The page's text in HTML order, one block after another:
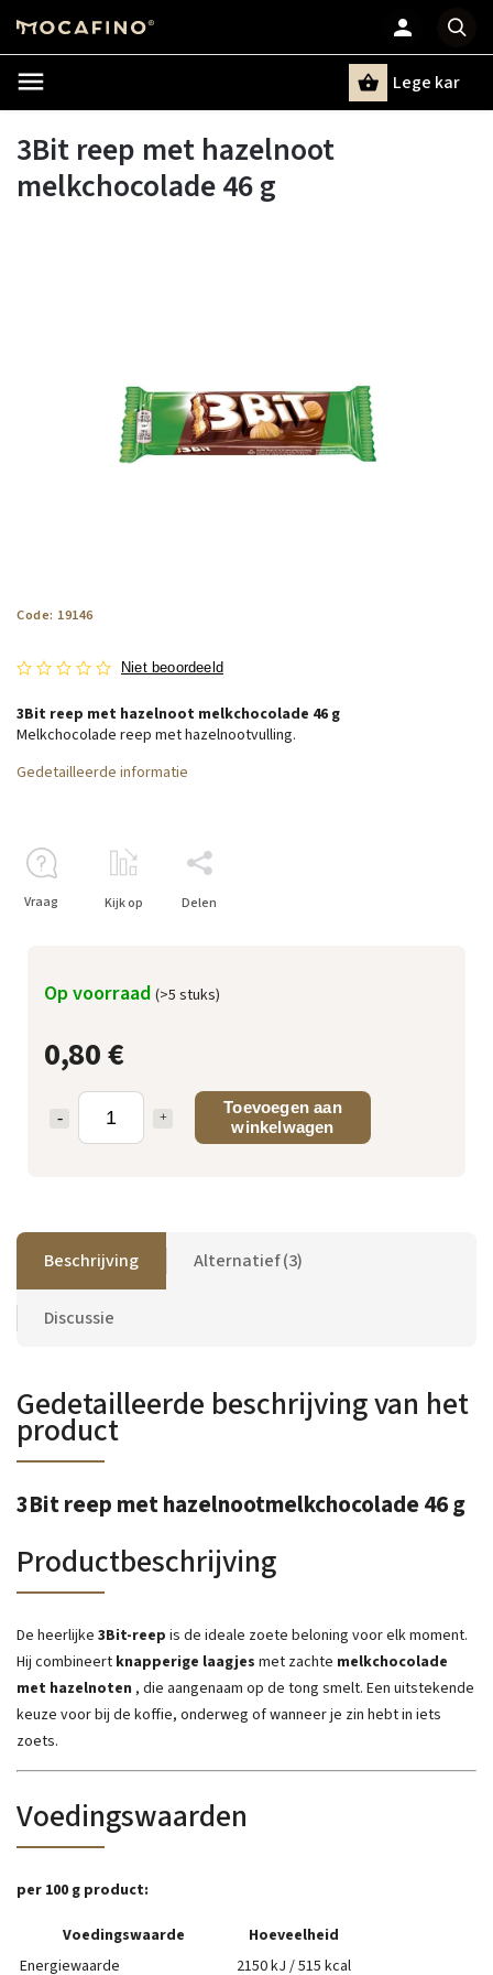
Lege kar
3Bit reep met hazelnoot
melkchocolade 46 g
Code: 19146
Niet beoordeeld
0,80 €
Toevoegen aan
winkelwagen
Op voorraad (>5 stuks)
3Bit reep met hazelnoot melkchocolade 46 g
Melkchocolade reep methazelnootvulling.
Gedetailleerde informatie
Vraag Kijk op Delen
Beschrijving Alternatief (3)
Discussie
Gedetailleerde beschrijving van het
product
3Bit reep met hazelnootmelkchocolade 46 g
Productbeschrijving
De heerlijke 3Bit-reep is de ideale zoete beloning voor elk moment.
Hij combineert knapperige laagjes met zachte melkchocolade
met hazelnoten , die aangenaam op de tong smelt. Een uitstekende
keuze voor bij de koffie, onderweg of wanneer je zin hebt in iets
zoets.
Voedingswaarden
per 100 g product:
Voedingswaarde
Hoeveelheid
Energiewaarde
2150 kJ / 515 kcal